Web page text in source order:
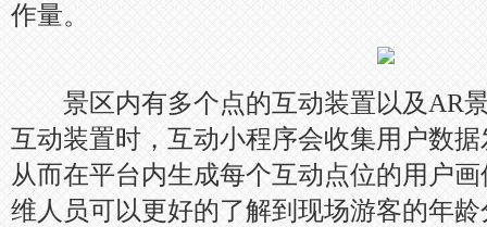
作量。
景区内有多个点的互动装置以及AR
互动装置时，互动小程序会收集用户数
从而在平台内生成每个互动点位的用户
维人员可以更好的了解到现场游客的年